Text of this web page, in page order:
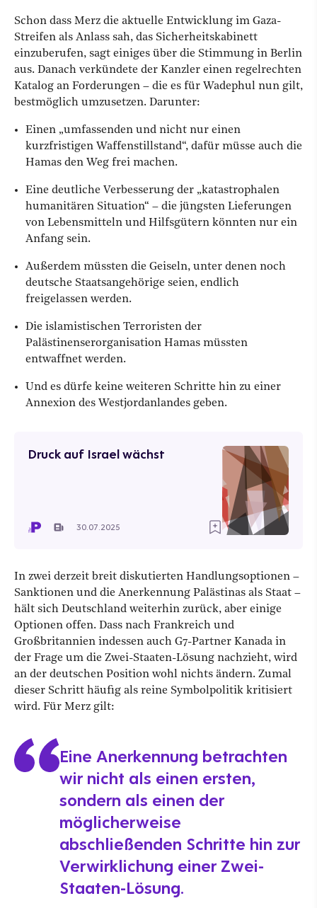
Schon dass Merz die aktuelle Entwicklung im Gaza-
Streifen als Anlass sah, das Sicherheitskabinett
einzuberufen, sagt einiges über die Stimmung in Berlin
aus. Danach verkündete der Kanzler einen regelrechten
Katalog an Forderungen – die es für Wadephul nun gilt,
bestmöglich umzusetzen. Darunter:
Einen „umfassenden und nicht nur einen
kurzfristigen Waffenstillstand“, dafür müsse auch die
Hamas den Weg frei machen.
Eine deutliche Verbesserung der „katastrophalen
humanitären Situation“ – die jüngsten Lieferungen
von Lebensmitteln und Hilfsgütern könnten nur ein
Anfang sein.
Außerdem müssten die Geiseln, unter denen noch
deutsche Staatsangehörige seien, endlich
freigelassen werden.
Die islamistischen Terroristen der
Palästinenserorganisation Hamas müssten
entwaffnet werden.
Und es dürfe keine weiteren Schritte hin zu einer
Annexion des Westjordanlandes geben.
Druck auf Israel wächst
30.07.2025
In zwei derzeit breit diskutierten Handlungsoptionen –
Sanktionen und die Anerkennung Palästinas als Staat –
hält sich Deutschland weiterhin zurück, aber einige
Optionen offen. Dass nach Frankreich und
Großbritannien indessen auch G7-Partner Kanada in
der Frage um die Zwei-Staaten-Lösung nachzieht, wird
an der deutschen Position wohl nichts ändern. Zumal
dieser Schritt häufig als reine Symbolpolitik kritisiert
wird. Für Merz gilt:
Eine Anerkennung betrachten
wir nicht als einen ersten,
sondern als einen der
möglicherweise
abschließenden Schritte hin zur
Verwirklichung einer Zwei-
Staaten-Lösung.